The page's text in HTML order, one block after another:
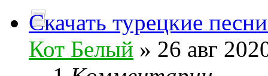
Скачать турецкие
Кот Белый » 26 авг